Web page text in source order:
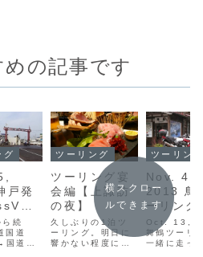
の記事です
グ
戸発
み
リン
4）
ら続
国道
国道11
ツーリング
ツーリング宴
会編【上諏訪
の夜】
久しぶりの1泊ツ
ーリング。明日に
響かない程度に、
ツーリン
Nov. 4,
2013 鳥
ーリング
Oct. 13,
舞鶴ツーリ
一緒に走っ
横スクロー
ルできます